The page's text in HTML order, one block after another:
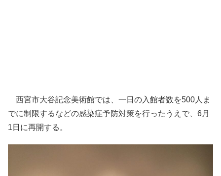
西宮市大谷記念美術館では、一日の入館者数を500人ま
でに制限するなどの感染症予防対策を行ったうえで、6月
1日に再開する。